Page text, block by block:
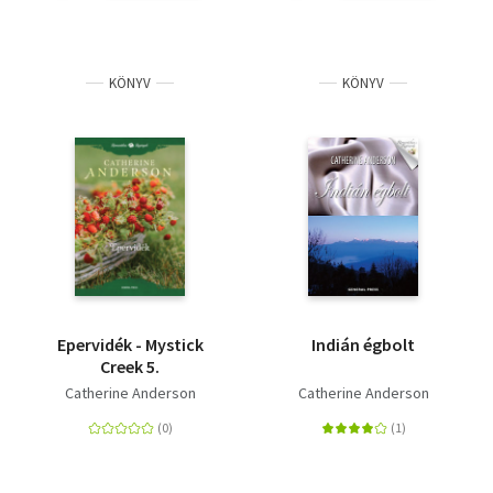
KÖNYV
Epervidék - Mystick
Creek 5.
Catherine Anderson
KÖNYV
Indián égbolt
Catherine Anderson